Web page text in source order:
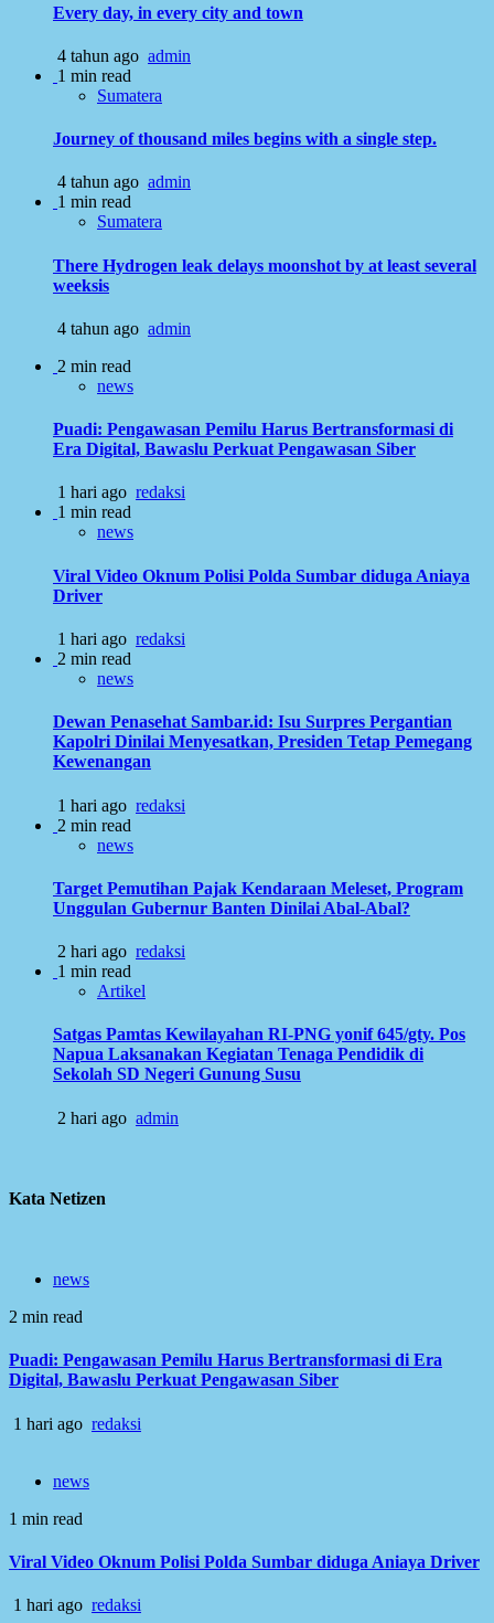
Every day, in every city and town
4 tahun ago admin
1 min read
Sumatera
Journey of thousand miles begins with a single step.
4 tahun ago admin
1 min read
Sumatera
There Hydrogen leak delays moonshot by at least several
weeksis
4 tahun ago admin
2 min read
news
Puadi: Pengawasan Pemilu Harus Bertransformasi di
Era Digital, Bawaslu Perkuat Pengawasan Siber
1 hari ago redaksi
1 min read
news
Viral Video Oknum Polisi Polda Sumbar diduga Aniaya
Driver
1 hari ago redaksi
2 min read
news
Dewan Penasehat Sambar.id: Isu Surpres Pergantian
Kapolri Dinilai Menyesatkan, Presiden Tetap Pemegang
Kewenangan
1 hari ago redaksi
2 min read
news
Target Pemutihan Pajak Kendaraan Meleset, Program
Unggulan Gubernur Banten Dinilai Abal-Abal?
2 hari ago redaksi
1 min read
Artikel
Satgas Pamtas Kewilayahan RI-PNG yonif 645/gty. Pos
Napua Laksanakan Kegiatan Tenaga Pendidik di
Sekolah SD Negeri Gunung Susu
2 hari ago admin
Kata Netizen
news
2 min read
Puadi: Pengawasan Pemilu Harus Bertransformasi di Era
Digital, Bawaslu Perkuat Pengawasan Siber
1 hari ago redaksi
news
1 min read
Viral Video Oknum Polisi Polda Sumbar diduga Aniaya Driver
1 hari ago redaksi